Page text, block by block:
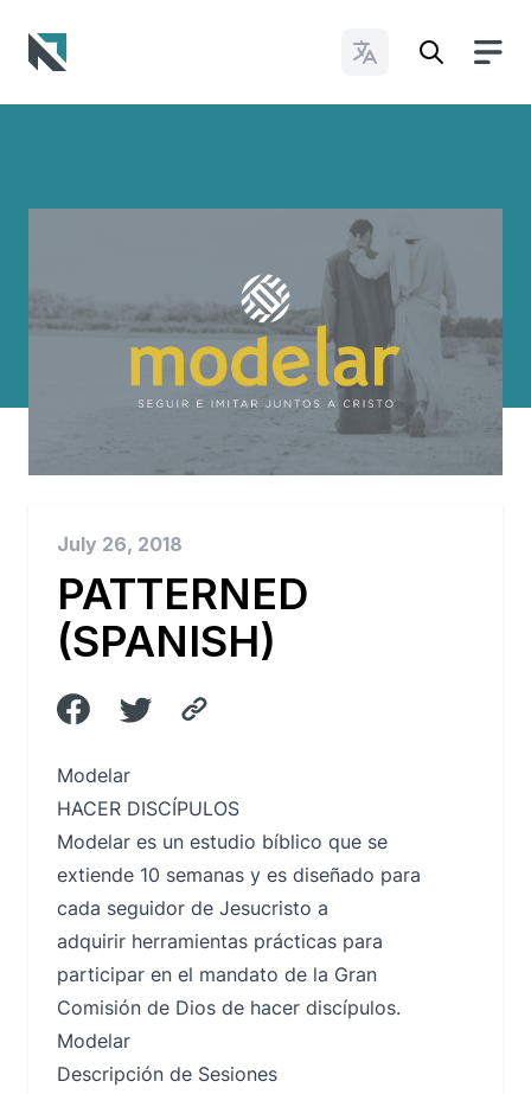
Change Languages
July 26, 2018
PATTERNED
(SPANISH)
Modelar
HACER DISCÍPULOS
Modelar es un estudio bíblico que se
extiende 10 semanas y es diseñado para
cada seguidor de Jesucristo a
adquirir herramientas prácticas para
participar en el mandato de la Gran
Comisión de Dios de hacer discípulos.
Modelar
Descripción de Sesiones